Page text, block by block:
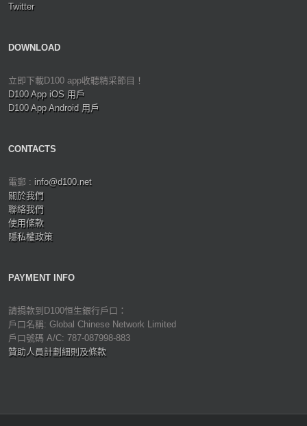
Twitter
DOWNLOAD
立即下載D100 app收聽精采節目！
D100 App iOS 用戶
D100 App Android 用戶
CONTACTS
電郵 : info@d100.net
關於我們
聯絡我們
使用條款
隱私權政策
PAYMENT INFO
請捐款到D100恒生銀行戶口：
戶口名稱: Global Chinese Network Limited
戶口號碼 A/C: 787-087998-883
贊助人員計劃細則及條款